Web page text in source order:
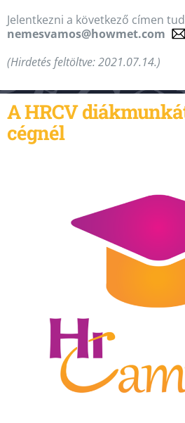
Jelentkezni a következő címen
nemesvamos@howmet.com
(Hirdetés feltöltve: 2021.07.14.)
A HRCV
cégnél